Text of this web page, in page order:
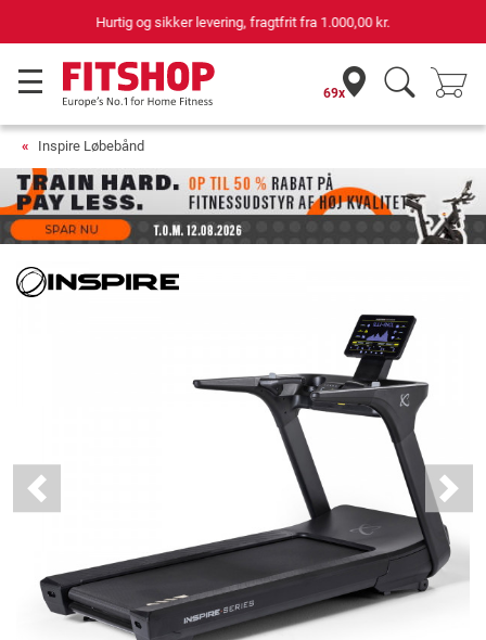
69 butikker med 75 egne servicemontører
69x
Inspire Løbebånd
Previous Next